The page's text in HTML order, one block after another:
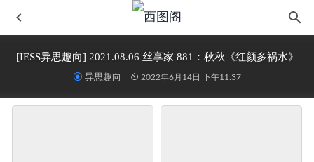
[IESS异思趣向] 2021.08.06 丝享家 881：秋秋《红颜多祸水》
异思趣向 2022年6月14日 下午11:37